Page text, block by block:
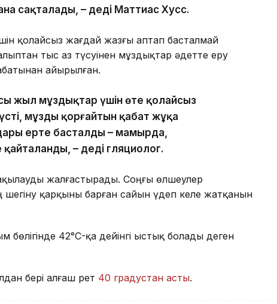
сақталады, – деді Маттиас Хусс.
қолайсыз жағдай жазғы аптап басталмай
тыс аз түсуінен мұздықтар әдетте еру
айырылған.
жыл мұздықтар үшін өте қолайсыз
мұзды қорғайтын қабат жұқа
ерте басталды – мамырда,
– деді гляциолог.
жалғастырады. Соңғы өлшеулер
шегіну қарқыны барған сайын үдеп келе жатқанын
бөлігінде 42°C-қа дейінгі ыстық болады деген
бері алғаш рет 40 градустан асты.